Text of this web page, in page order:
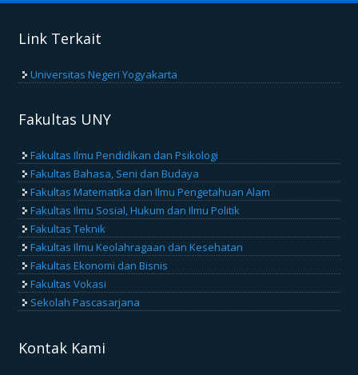
Link Terkait
Universitas Negeri Yogyakarta
Fakultas UNY
Fakultas Ilmu Pendidikan dan Psikologi
Fakultas Bahasa, Seni dan Budaya
Fakultas Matematika dan Ilmu Pengetahuan Alam
Fakultas Ilmu Sosial, Hukum dan Ilmu Politik
Fakultas Teknik
Fakultas Ilmu Keolahragaan dan Kesehatan
Fakultas Ekonomi dan Bisnis
Fakultas Vokasi
Sekolah Pascasarjana
Kontak Kami